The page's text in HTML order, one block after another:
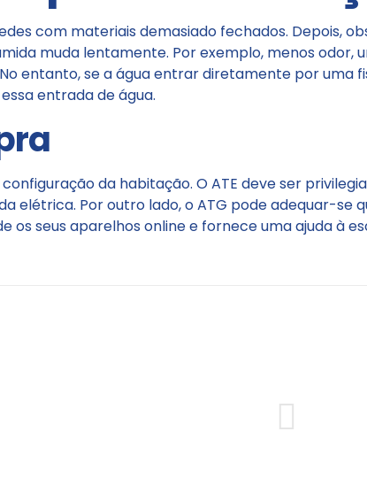
com materiais demasiado fechados. Depois,
muda lentamente. Por exemplo, menos odor,
entanto, se a água entrar diretamente por uma
entrada de água.
da habitação. O ATE deve ser
elétrica. Por outro lado, o ATG pode adequar-se
os seus aparelhos online e fornece uma ajuda à